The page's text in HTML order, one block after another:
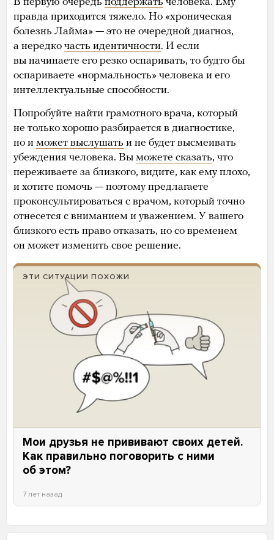
правда приходится тяжело. Но «хроническая
болезнь Лайма» — это не очередной диагноз,
а нередко часть идентичности. И если
вы начинаете его резко оспаривать, то будто бы
оспариваете «нормальность» человека и его
интеллектуальные способности.
Попробуйте найти грамотного врача, который
не только хорошо разбирается в диагностике,
но и может выслушать и не будет высмеивать
убеждения человека. Вы можете сказать, что
переживаете за близкого, видите, как ему плохо,
и хотите помочь — поэтому предлагаете
проконсультироваться с врачом, который точно
отнесется с вниманием и уважением. У вашего
близкого есть право отказать, но со временем
он может изменить свое решение.
ЭТИ СИТУАЦИИ ПОХОЖИ
Мои друзья не прививают своих детей.
Как правильно поговорить с ними
об этом?
7 лет назад